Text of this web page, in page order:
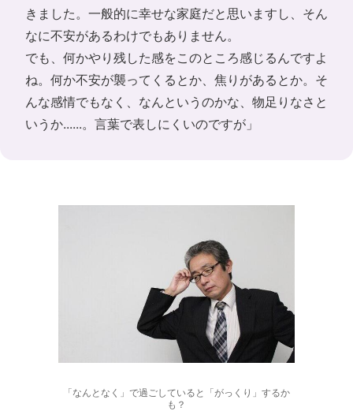
きました。一般的に幸せな家庭だと思いますし、そん
なに不安があるわけでもありません。
でも、何かやり残した感をこのところ感じるんですよ
ね。何か不安が襲ってくるとか、焦りがあるとか。そ
んな感情でもなく、なんというのかな、物足りなさと
いうか......。言葉で表しにくいのですが」
「なんとなく」で過ごしていると「がっくり」するか
も？